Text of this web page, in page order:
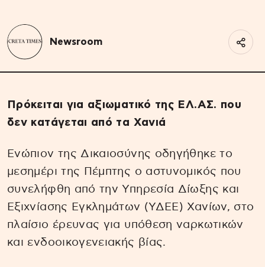
Newsroom
Πρόκειται για αξιωματικό της ΕΛ.ΑΣ. που
δεν κατάγεται από τα Χανιά
Ενώπιον της Δικαιοσύνης οδηγήθηκε το
μεσημέρι της Πέμπτης ο αστυνομικός που
συνελήφθη από την Υπηρεσία Δίωξης και
Εξιχνίασης Εγκλημάτων (ΥΔΕΕ) Χανίων, στο
πλαίσιο έρευνας για υπόθεση ναρκωτικών
και ενδοοικογενειακής βίας.